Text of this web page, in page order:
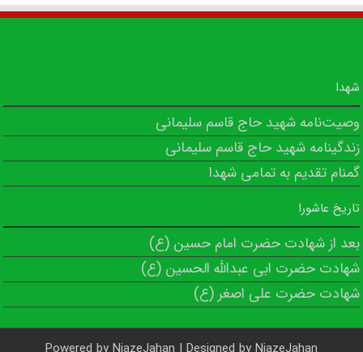
شهدا
وصیت‌نامه شهید حاج قاسم سلیمانی
زندگینامه شهید حاج قاسم سلیمانی
گمنام تقدیم به تمامی شهدا
تاریخ عاشورا
بعد از شهادت حضرت امام حسین (ع)
شهادت حضرت ابی عبدالله الحسین (ع)
شهادت حضرت علی اصغر (ع)